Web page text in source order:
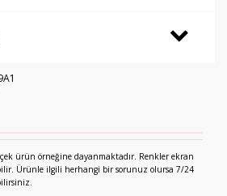
ürün örneğine dayanmaktadır. Renkler ekran
Ürünle ilgili herhangi bir sorunuz olursa 7/24